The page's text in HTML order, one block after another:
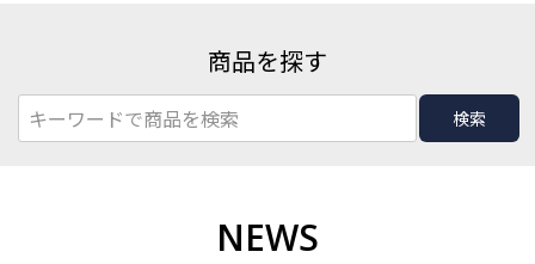
商品を探す
検索
NEWS